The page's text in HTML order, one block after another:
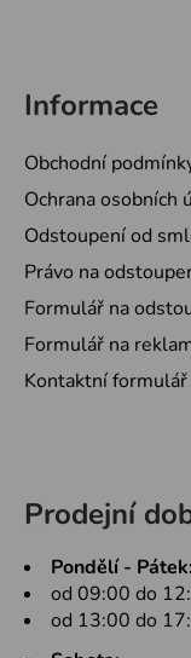
Informace
Obchodní
Ochrana osobních
Odstoupení od
Právo na
Formulář na
Formulář na
Kontaktní formulář
Prodejní
Pondělí - Pátek:
od 09:00 do
od 13:00 do